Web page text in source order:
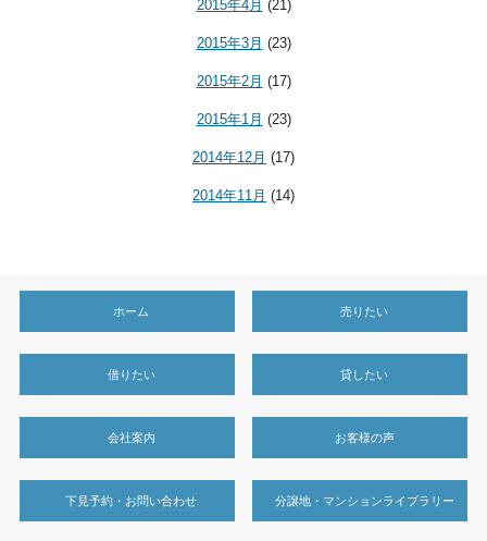
2015年4月 (21)
2015年3月 (23)
2015年2月 (17)
2015年1月 (23)
2014年12月 (17)
2014年11月 (14)
ホーム 売りたい
借りたい 貸したい
会社案内 お客様の声
下見予約・お問い合わせ 分譲地・マンションライブラリー